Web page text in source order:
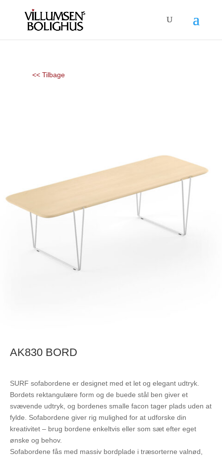
<< Tilbage
AK830 BORD
SURF sofabordene er designet med et let og elegant udtryk.
Bordets rektangulære form og de buede stål ben giver et
svævende udtryk, og bordenes smalle facon tager plads uden at
fylde. Sofabordene giver rig mulighed for at udforske din
kreativitet – brug bordene enkeltvis eller som sæt efter eget
ønske og behov.
Sofabordene fås med massiv bordplade i træsorterne valnød,